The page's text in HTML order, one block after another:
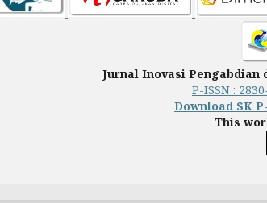
Jurnal Inovasi Pengabdian
P-ISSN :
Download SK
This